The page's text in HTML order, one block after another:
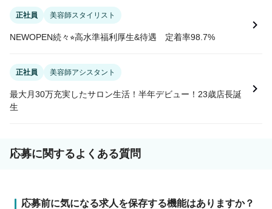
正社員 美容師スタイリスト
NEWOPEN続々⭐︎高水準福利厚生&待遇 定着率98.7%
正社員 美容師アシスタント
最大月30万充実したサロン生活！半年デビュー！23歳店長誕
生
応募に関するよくある質問
応募前に気になる求人を保存する機能はありますか？